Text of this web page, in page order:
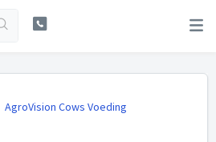
AgroVision Cows Voeding